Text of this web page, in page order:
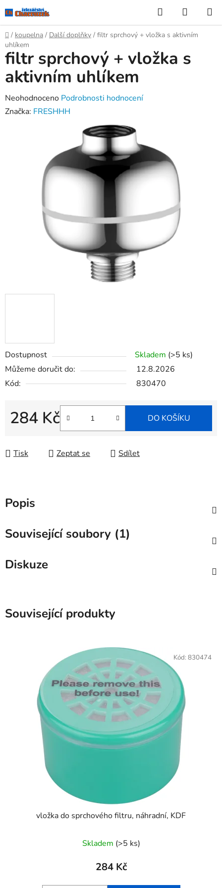
na
obsah
Hledat
KOŠÍK
Domů
/ koupelna / Další doplňky / filtr sprchový + vložka s aktivním
uhlíkem
Dostupnost Skladem (>5 ks)
Můžeme doručit do:
12.8.2026
Kód:
830470
284 Kč DO KOŠÍKU
Tisk Zeptat se Sdílet
filtr sprchový + vložka s
aktivním uhlíkem
Průměrné
hodnocení
Neohodnoceno Podrobnosti hodnocení
Značka: FRESHHH
Popis
Související soubory (1)
Diskuze
Související produkty
vložka do sprchového filtru, náhradní, KDF
Skladem (>5 ks)
284 Kč
Kód: 830474